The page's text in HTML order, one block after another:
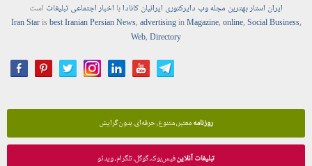
ایران استاربهترین مجلهوب دایرکتوری ایرانیان کانادابا اخباراجتماعیتبلیغات است
Iran Starisbest Iranian PersianNews,advertisinginMagazine,online,Social Business,
Web,Directory
روزنامهمعتبر، متنوع، حرفه‌ای، بدون گرایش
تبلیغات آنلاینفیس‌بوک، گوگل، تلگرام، ویدئو